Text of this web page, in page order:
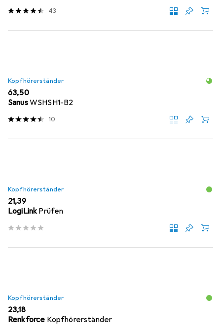
43
Kopfhörerständer
EUR
63,50
SanusWSHSH1-B2
10
Kopfhörerständer
EUR
21,39
LogiLinkPrüfen
Kopfhörerständer
EUR
23,18
Renkforce Kopfhörerständer